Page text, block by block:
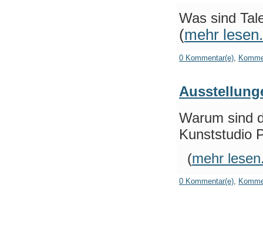
Was sind
(mehr
0 Kommentar(e),
Warum sind
Kunststudio
(mehr
0 Kommentar(e),